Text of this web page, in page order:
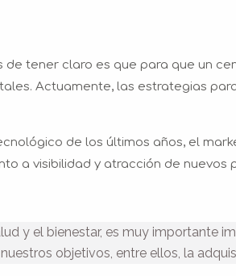
de tener claro es que para que un
Actuamente, las estrategias
de los últimos años, el
a visibilidad y atracción de nuevos
y el bienestar, es muy importante
objetivos, entre ellos, la